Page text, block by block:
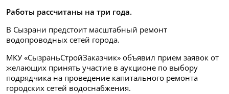
Работы рассчитаны на три года.
В Сызрани предстоит масштабный ремонт
водопроводных сетей города.
МКУ «СызраньСтройЗаказчик» объявил прием заявок от
желающих принять участие в аукционе по выбору
подрядчика на проведение капитального ремонта
городских сетей водоснабжения.